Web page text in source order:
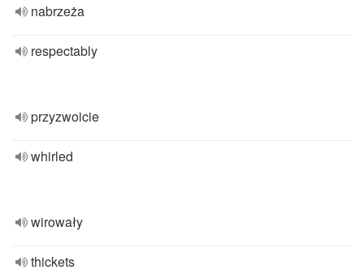
nabrzeża
respectably
przyzwoicie
whirled
wirowały
thickets